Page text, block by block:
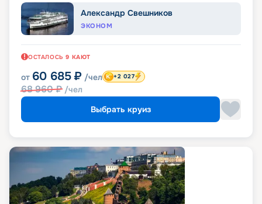
Александр Свешников
ЭКОНОМ
ОСТАЛОСЬ 9 КАЮТ
от 60 685 ₽ /чел
68 960₽ /чел
+2 027
Выбрать круиз